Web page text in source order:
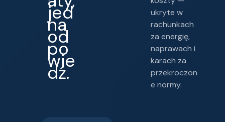
jed
na
od
po
wie
dź.
ukryte w
rachunkach
za energię,
naprawach i
karach za
przekroczon
e normy.